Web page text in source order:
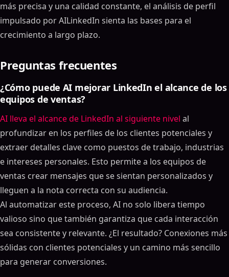
Tabla de contenidos
ON THIS PAGE
Cómo automatizar tu LinkedIn con AI (Tutorial
más precisa y una calidad constante, el análisis de perfil
impulsado por AILinkedIn sienta las bases para el
crecimiento a largo plazo.
Preguntas frecuentes
¿Cómo puede AI mejorar LinkedIn el alcance de los
equipos de ventas?
AI lleva el alcance de LinkedIn al siguiente nivel al
profundizar en los perfiles de los clientes potenciales y
extraer detalles clave como puestos de trabajo, industrias
e intereses personales. Esto permite a los equipos de
ventas crear mensajes que se sientan personalizados y
lleguen a la nota correcta con su audiencia.
Al automatizar este proceso, AI no solo libera tiempo
valioso sino que también garantiza que cada interacción
sea consistente y relevante. ¿El resultado? Conexiones más
sólidas con clientes potenciales y un camino más sencillo
para generar conversiones.